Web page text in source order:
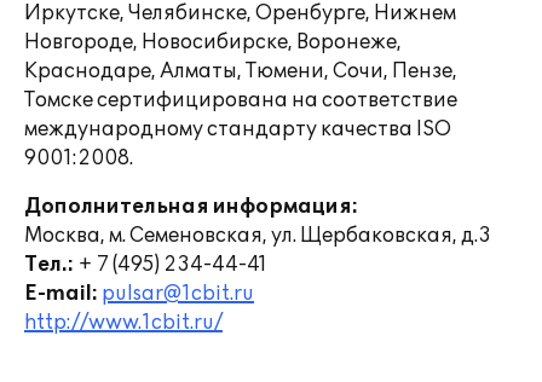
Иркутске, Челябинске, Оренбурге, Нижнем
Новгороде, Новосибирске, Воронеже,
Краснодаре, Алматы, Тюмени, Сочи, Пензе,
Томске сертифицирована на соответствие
международному стандарту качества ISO
9001:2008.
Дополнительная информация:
Москва, м. Семеновская, ул. Щербаковская, д.3
Тел.: + 7 (495) 234-44-41
E-mail: pulsar@1cbit.ru
http://www.1cbit.ru/